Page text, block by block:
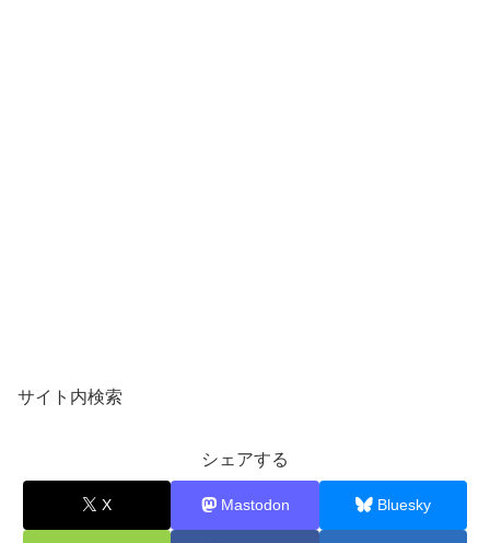
サイト内検索
シェアする
X Mastodon Bluesky